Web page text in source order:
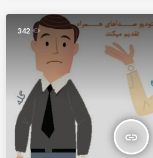
insert_link